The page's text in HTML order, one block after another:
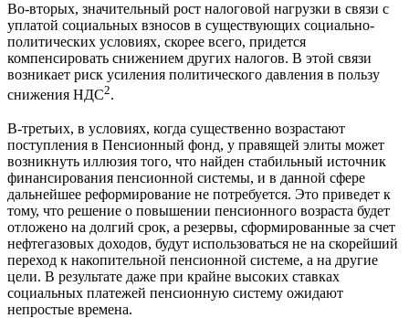
Во-вторых, значительный рост налоговой нагрузки в связи с
уплатой социальных взносов в существующих социально-
политических условиях, скорее всего, придется
компенсировать снижением других налогов. В этой связи
возникает риск усиления политического давления в пользу
снижения НДС2.
В-третьих, в условиях, когда существенно возрастают
поступления в Пенсионный фонд, у правящей элиты может
возникнуть иллюзия того, что найден стабильный источник
финансирования пенсионной системы, и в данной сфере
дальнейшее реформирование не потребуется. Это приведет к
тому, что решение о повышении пенсионного возраста будет
отложено на долгий срок, а резервы, сформированные за счет
нефтегазовых доходов, будут использоваться не на скорейший
переход к накопительной пенсионной системе, а на другие
цели. В результате даже при крайне высоких ставках
социальных платежей пенсионную систему ожидают
непростые времена.